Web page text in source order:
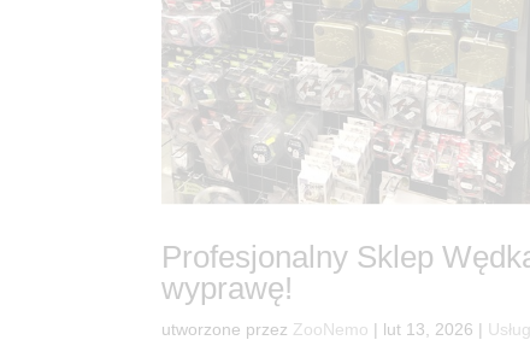
Profesjonalny Sklep
wyprawę!
utworzone przez ZooNemo | lut 13, 2026 |